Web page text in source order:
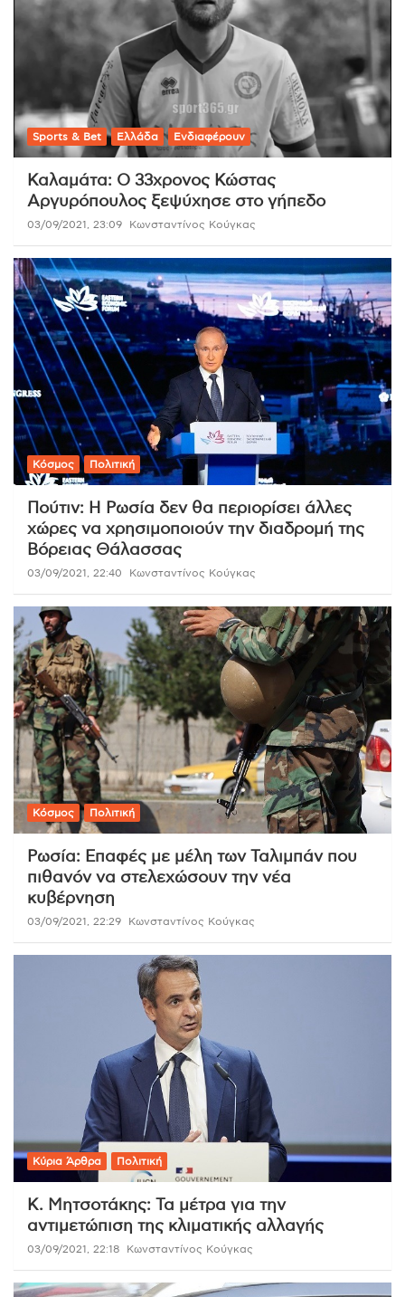
Sports & Bet Ελλάδα Ενδιαφέρουν
Καλαμάτα: Ο 33χρονος Κώστας
Αργυρόπουλος ξεψύχησε στο γήπεδο
03/09/2021, 23:09 Κωνσταντίνος Κούγκας
Κόσμος Πολιτική
Πούτιν: Η Ρωσία δεν θα περιορίσει άλλες
χώρες να χρησιμοποιούν την διαδρομή της
Βόρειας Θάλασσας
03/09/2021, 22:40 Κωνσταντίνος Κούγκας
Κόσμος Πολιτική
Ρωσία: Επαφές με μέλη των Ταλιμπάν που
πιθανόν να στελεχώσουν την νέα
κυβέρνηση
03/09/2021, 22:29 Κωνσταντίνος Κούγκας
Κύρια Άρθρα Πολιτική
Κ. Μητσοτάκης: Τα μέτρα για την
αντιμετώπιση της κλιματικής αλλαγής
03/09/2021, 22:18 Κωνσταντίνος Κούγκας